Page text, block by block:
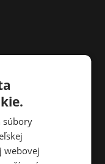
súbory
webovej